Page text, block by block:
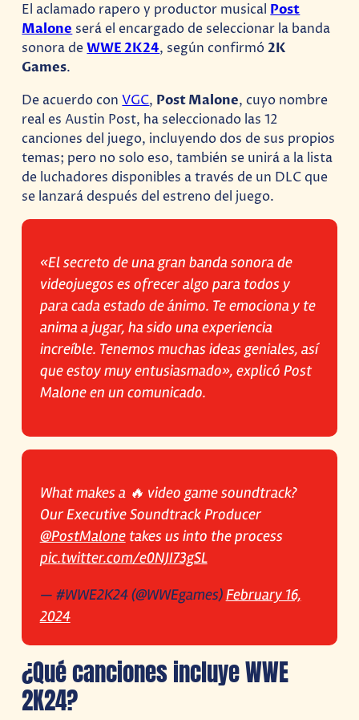
El aclamado rapero y productor musicalPost
Maloneserá el encargado de seleccionar la banda
sonora deWWE 2K24, según confirmó2K
Games.
De acuerdo conVGC, Post Malone, cuyo nombre
real es Austin Post, ha seleccionado las 12
canciones del juego, incluyendo dos de sus propios
temas; pero no solo eso, también se unirá a la lista
de luchadores disponibles a través de un DLC que
se lanzará después del estreno del juego.
«El secreto de una gran banda sonora de
videojuegos es ofrecer algo para todos y
para cada estado de ánimo. Te emociona y te
anima a jugar, ha sido una experiencia
increíble. Tenemos muchas ideas geniales, así
que estoy muy entusiasmado», explicó Post
Malone en un comunicado.
What makes a 🔥 video game soundtrack?
Our Executive Soundtrack Producer
@PostMalonetakes us into the process
pic.twitter.com/e0NJI73gSL
— #WWE2K24 (@WWEgames)February 16,
2024
¿Qué canciones incluye WWE
2K24?